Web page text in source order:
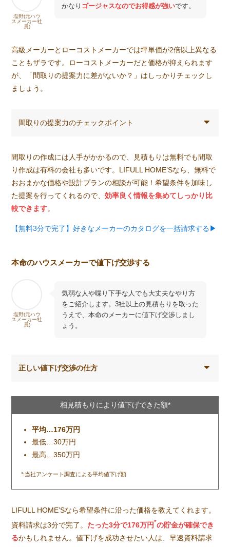
塩野(元ハウ
スメーカー社
員)
かなり ゴージャスなのでお得感が強いです。
高級メーカーとローコストメーカーでは坪単価が2倍以上異なる
こともザラです。ローコストメーカーだと価格が抑えられます
が、「間取りの提案力に差がないか？」はしっかりチェックし
ましょう。
間取りの提案力のチェックポイント
間取りの作成には人手がかかるので、見積もりは無料でも間取
り作成は有料の会社も多いです。LIFULL HOME’Sなら、無料で
おおまかな価格や設計プランの相談が可能！希望条件を加味し
た提案を行ってくれるので、効率良く情報を集めてしっかり比
較できます。
【無料3分で完了】好きなメーカーのカタログを一括請求する▶︎
本命のハウスメーカーで値下げ交渉する
塩野(元ハウ
スメーカー社
員)
気弱な人や喋り下手な人でも大丈夫なやり方
をご紹介します。3社以上の見積もりを取った
うえで、本命のメーカーに値下げ交渉しまし
ょう。
正しい値下げ交渉の仕方
相見積もりにより値下げできた額*
平均…176万円
最低…30万円
最高…350万円
*:当社アンケート調査による平均値下げ額
LIFULL HOME’Sなら希望条件に沿った価格を教えてくれます。
資料請求は3分で完了。 たった3分で176万円*の貯金が確保でき
るかもしれません。値下げを成功させたい人は、早速資料請求